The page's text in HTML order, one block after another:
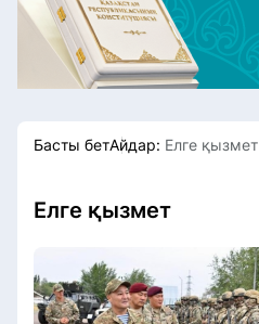
Экономика
Спорт
Мәдениет
Басты бетАйдар: Елге қызмет
Елге қызмет